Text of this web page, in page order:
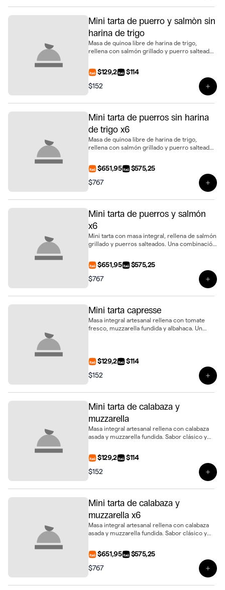
Mini tarta de puerro y salmòn sin
harina de trigo
Masa de quinoa libre de harina de trigo,
rellena con salmón grillado y puerro salteado.
$129,2
$114
$152
Mini tarta de puerros sin harina
de trigo x6
Masa de quinoa libre de harina de trigo,
rellena con salmón grillado y puerro salteado.
mini, presentada en bandeja de 6 unidades
$651,95
$575,25
$767
Mini tarta de puerros y salmón
x6
Mini tarta con masa integral, rellena de salmón
grillado y puerros salteados. Una combinación
bandeja de 6 unidades
$651,95
$575,25
$767
Mini tarta capresse
Masa integral artesanal rellena con tomate
fresco, muzzarella fundida y albahaca. Un
$129,2
$114
$152
Mini tarta de calabaza y
muzzarella
Masa integral artesanal rellena con calabaza
asada y muzzarella fundida. Sabor clásico y
$129,2
$114
$152
Mini tarta de calabaza y
muzzarella x6
Masa integral artesanal rellena con calabaza
asada y muzzarella fundida. Sabor clásico y
de 6 unidades
$651,95
$575,25
$767